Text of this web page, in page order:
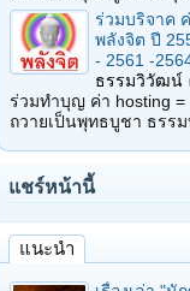
ร่วมบริจาค
พลังจิต ปี
- 2561 -
ธรรมวิวัฒน์
ร่วมทำบุญ ค่า hosting =
ถวายเป็นพุทธบูชา ธรร
แชร์หน้านี้
แนะนำ